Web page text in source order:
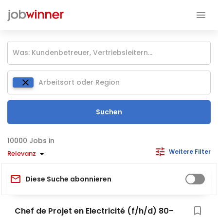
Suchen
Jobs in
Relevanz Weitere Filter
Diese Suche abonnieren
Chef de Projet en Electricité (f/h/d) 80-